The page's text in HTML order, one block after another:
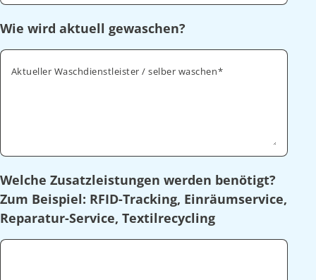
Wie wird aktuell gewaschen?
Aktueller Waschdienstleister / selber waschen
Welche Zusatzleistungen werden benötigt?
Zum Beispiel: RFID-Tracking, Einräumservice,
Reparatur-Service, Textilrecycling